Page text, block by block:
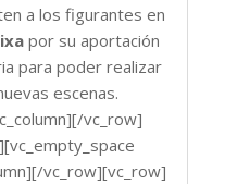
a los figurantes en
por su aportación
para poder realizar
escenas.
vc_row]
vc_row][vc_row]